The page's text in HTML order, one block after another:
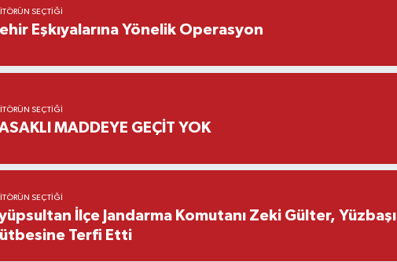
SEÇTIĞI
Eşkıyalarına Yönelik Operasyon
SEÇTIĞI
MADDEYE GEÇİT YOK
SEÇTIĞI
İlçe Jandarma Komutanı Zeki Gülter, Yüzbaşı
Terfi Etti